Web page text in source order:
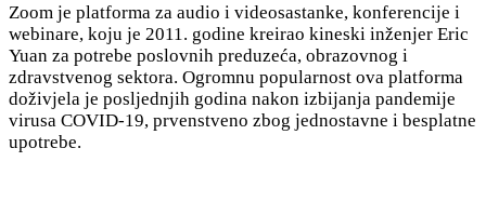
Zoom je platforma za audio i videosastanke, konferencije i
webinare, koju je 2011. godine kreirao kineski inženjer Eric
Yuan za potrebe poslovnih preduzeća, obrazovnog i
zdravstvenog sektora. Ogromnu popularnost ova platforma
doživjela je posljednjih godina nakon izbijanja pandemije
virusa COVID-19, prvenstveno zbog jednostavne i besplatne
upotrebe.